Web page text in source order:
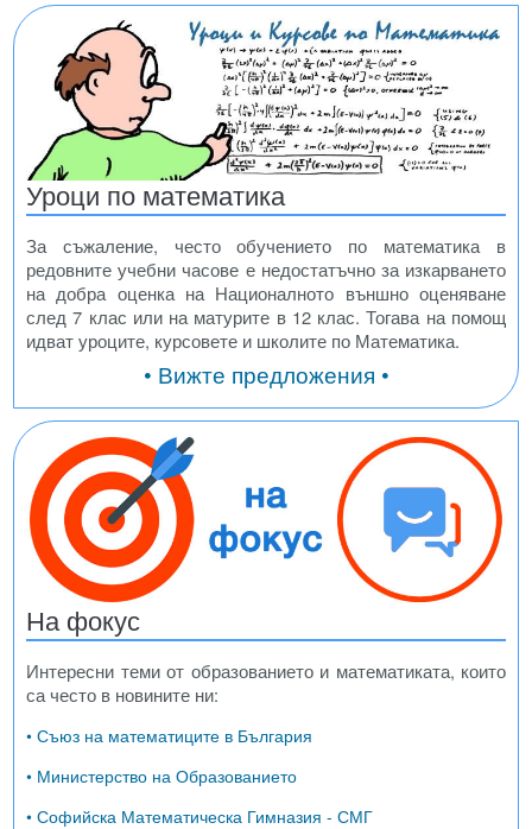
Уроци по математика
За съжаление, често обучението по математика в
редовните учебни часове е недостатъчно за изкарването
на добра оценка на Националното външно оценяване
след 7 клас или на матурите в 12 клас. Тогава на помощ
идват уроците, курсовете и школите по Математика.
• Вижте предложения •
На фокус
Интересни теми от образованието и математиката, които
са често в новините ни:
• Съюз на математиците в България
• Министерство на Образованието
• Софийска Математическа Гимназия - СМГ